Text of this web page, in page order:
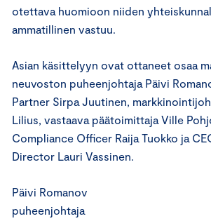
otettava huomioon niiden
ammatillinen vastuu.
Asian käsittelyyn ovat ottaneet osaa
neuvoston puheenjohtaja Päivi
Partner Sirpa Juutinen,
Lilius, vastaava päätoimittaja Ville
Compliance Officer Raija Tuokko ja
Director Lauri Vassinen.
Päivi Romanov
puheenjohtaja